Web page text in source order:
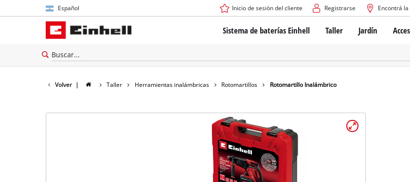
Español
Español
English
Inicio de sesión del cliente Registrarse Encontrá
Sistema de baterías Einhell
El sistema de baterías Power X-Change
Sobre Einhell PROFESSIONAL
Todos los dispositivos PROFESSIONAL
Herramientas eléctricas PROFESSIONAL
Taller
Atornilladores inalámbricos
Taladros de columna
Routers para madera
Jardín
Cortadoras de
Cortadoras de
Volver | Taller Herramientas inalámbricas Rotomartillos Rotomartillo Inalámbrico